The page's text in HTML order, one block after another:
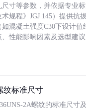
寸等参数，并依据专业
规程》JGJ 145）提供抗
混凝土强度C30下设计值
性能影响因素及选型建
纹标准尺寸
2A螺纹的标准尺寸